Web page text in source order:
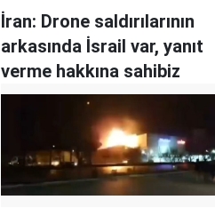
İran: Drone saldırılarının
arkasında İsrail var, yanıt
verme hakkına sahibiz